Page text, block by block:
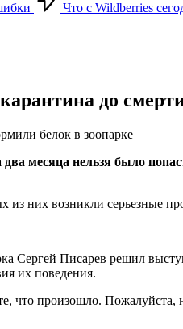
Что с Wildberries
до
белок в зоопарке
месяца нельзя было
них возникли серьезные
Сергей Писарев решил
их поведения.
что произошло.